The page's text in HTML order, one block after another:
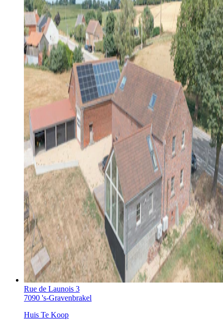
Rue de Launois 3
7090 's-Gravenbrakel
Huis Te Koop